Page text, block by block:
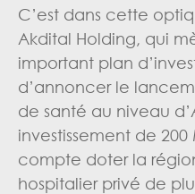
C’est dans cette
Akdital Holding, qui
important plan
d’annoncer le
de santé au niveau
investissement de 200
compte doter la
hospitalier privé de